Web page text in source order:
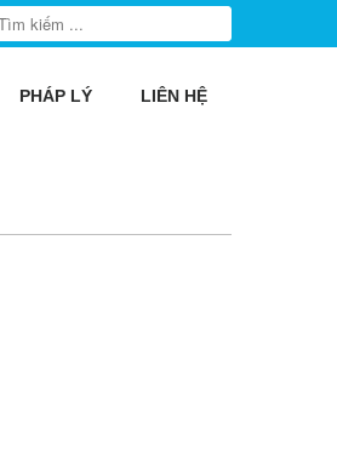
PHÁP LÝ LIÊN HỆ